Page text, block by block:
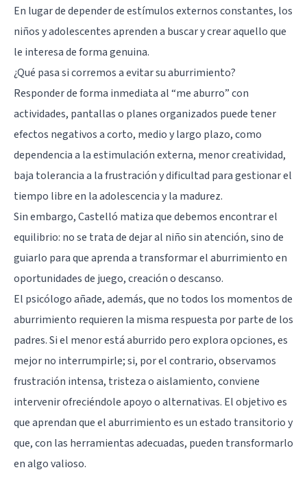
En lugar de depender de estímulos externos constantes, los
niños y adolescentes aprenden a buscar y crear aquello que
le interesa de forma genuina.
¿Qué pasa si corremos a evitar su aburrimiento?
Responder de forma inmediata al “me aburro” con
actividades, pantallas o planes organizados puede tener
efectos negativos a corto, medio y largo plazo, como
dependencia a la estimulación externa, menor creatividad,
baja tolerancia a la frustración y dificultad para gestionar el
tiempo libre en la adolescencia y la madurez.
Sin embargo, Castelló matiza que debemos encontrar el
equilibrio: no se trata de dejar al niño sin atención, sino de
guiarlo para que aprenda a transformar el aburrimiento en
oportunidades de juego, creación o descanso.
El psicólogo añade, además, que no todos los momentos de
aburrimiento requieren la misma respuesta por parte de los
padres. Si el menor está aburrido pero explora opciones, es
mejor no interrumpirle; si, por el contrario, observamos
frustración intensa, tristeza o aislamiento, conviene
intervenir ofreciéndole apoyo o alternativas. El objetivo es
que aprendan que el aburrimiento es un estado transitorio y
que, con las herramientas adecuadas, pueden transformarlo
en algo valioso.